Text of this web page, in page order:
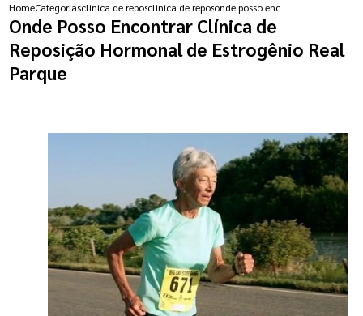
HomeCategoriasclinica de reposicao hormonalclinica de reposicao hormonal para menopausa
onde posso encontrar clinica de
Onde Posso Encontrar Clínica de
Reposição Hormonal de Estrogênio Real
Parque